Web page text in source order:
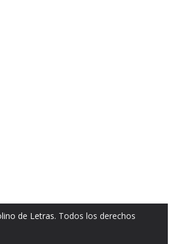
de Letras. Todos los derechos